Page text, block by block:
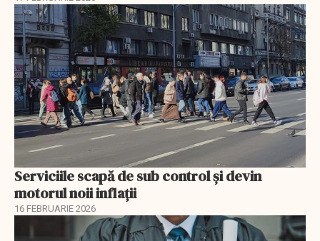
Serviciile scapă de sub control și devin
motorul noii inflații
16 FEBRUARIE 2026